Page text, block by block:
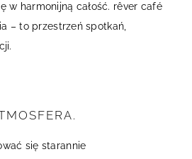
w harmonijną całość. rêver café
– to przestrzeń spotkań,
się starannie